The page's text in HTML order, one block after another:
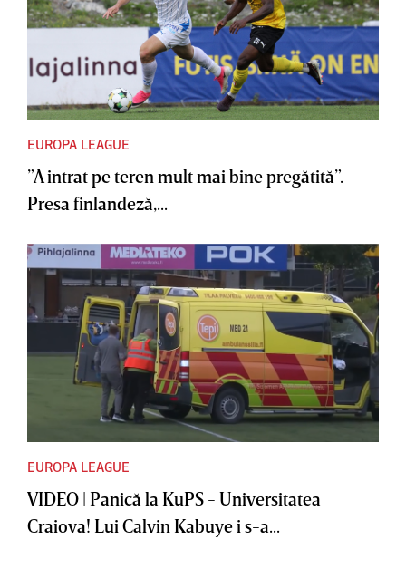
EUROPA LEAGUE
”A intrat pe teren mult mai bine pregătită”.
Presa finlandeză,...
EUROPA LEAGUE
VIDEO | Panică la KuPS - Universitatea
Craiova! Lui Calvin Kabuye i s-a...